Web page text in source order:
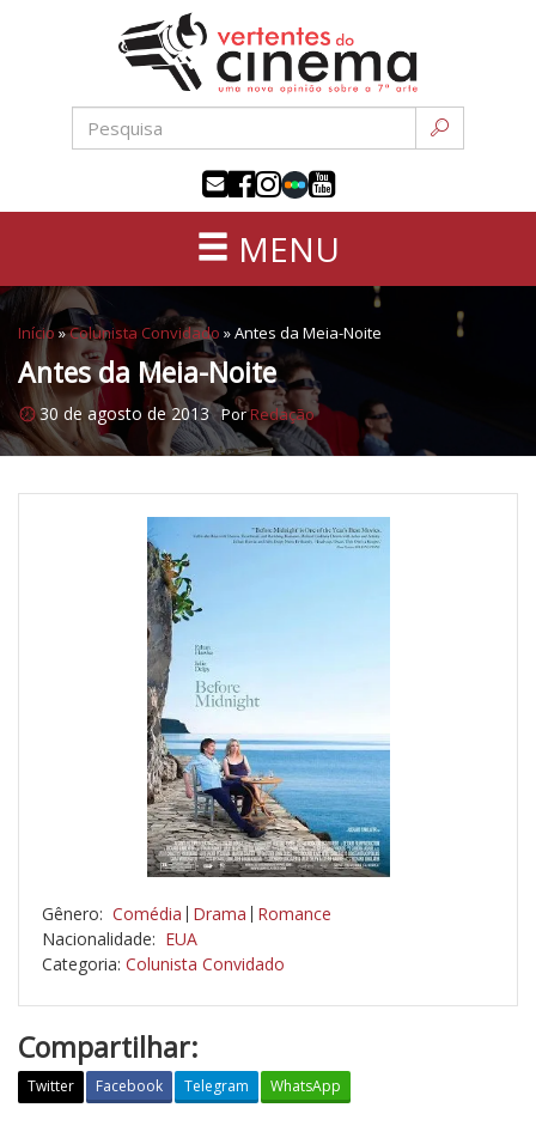
conteúdo
sétima
MENU
Início »Colunista Convidado »Antes da Meia-Noite
Antes da Meia-Noite
30 de agosto de 2013 PorRedação
Gênero: Comédia Drama Romance
Nacionalidade: EUA
Categoria: Colunista Convidado
Compartilhar:
Twitter Facebook Telegram WhatsApp